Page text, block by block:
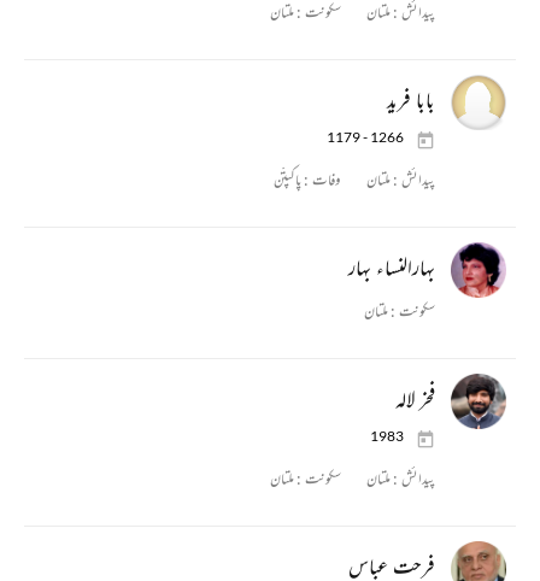
پیدائش :ملتان سکونت :ملتان
بابا فرید
1179 - 1266
پیدائش :ملتان وفات : پاکپتّن
بہارالنساء بہار
سکونت :ملتان
فخر لالہ
1983
پیدائش :ملتان سکونت :ملتان
فرحت عباس